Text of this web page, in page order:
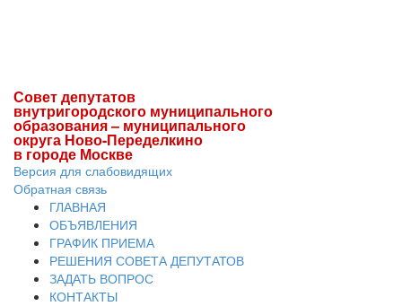
Совет депутатов
внутригородского муниципального
образования – муниципального
округа Ново-Переделкино
в городе Москве
Версия для слабовидящих
Обратная связь
ГЛАВНАЯ
ОБЪЯВЛЕНИЯ
ГРАФИК ПРИЕМА
РЕШЕНИЯ СОВЕТА ДЕПУТАТОВ
ЗАДАТЬ ВОПРОС
КОНТАКТЫ